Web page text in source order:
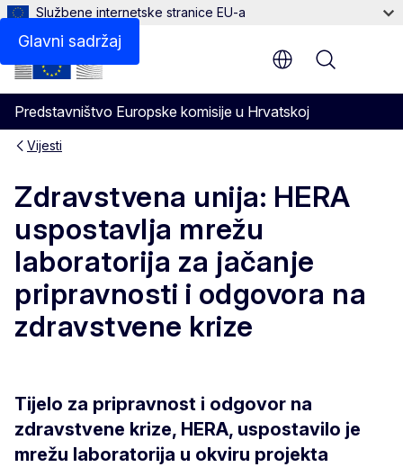
Glavni sadržaj
Službene internetske stranice EU-a
Predstavništvo Europske komisije u Hrvatskoj
Menu
Vijesti
Zdravstvena unija: HERA
uspostavlja mrežu
laboratorija za jačanje
pripravnosti i odgovora na
zdravstvene krize
Tijelo za pripravnost i odgovor na
zdravstvene krize, HERA, uspostavilo je
mrežu laboratorija u okviru projekta